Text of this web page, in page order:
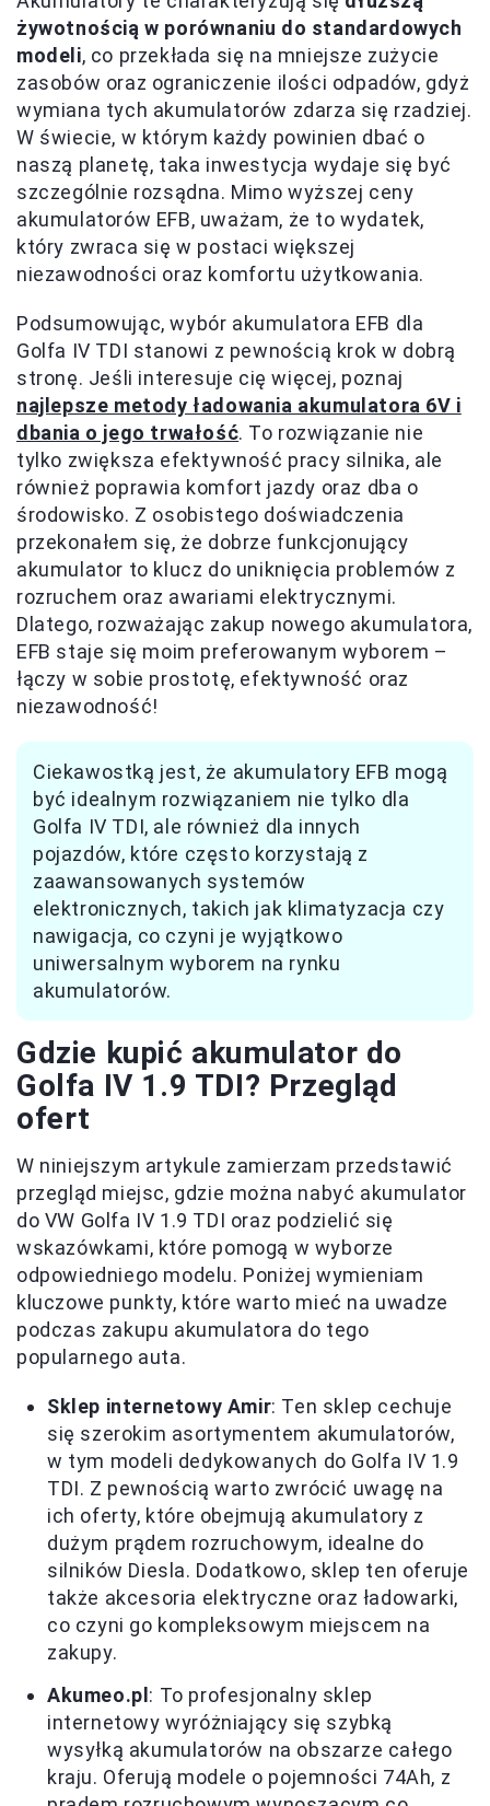
żywotnością w porównaniu do standardowych
modeli, co przekłada się na mniejsze zużycie
zasobów oraz ograniczenie ilości odpadów, gdyż
wymiana tych akumulatorów zdarza się rzadziej.
W świecie, w którym każdy powinien dbać o
naszą planetę, taka inwestycja wydaje się być
szczególnie rozsądna. Mimo wyższej ceny
akumulatorów EFB, uważam, że to wydatek,
który zwraca się w postaci większej
niezawodności oraz komfortu użytkowania.
Podsumowując, wybór akumulatora EFB dla
Golfa IV TDI stanowi z pewnością krok w dobrą
stronę. Jeśli interesuje cię więcej, poznaj
najlepsze metody ładowania akumulatora 6V i
dbania o jego trwałość. To rozwiązanie nie
tylko zwiększa efektywność pracy silnika, ale
również poprawia komfort jazdy oraz dba o
środowisko. Z osobistego doświadczenia
przekonałem się, że dobrze funkcjonujący
akumulator to klucz do uniknięcia problemów z
rozruchem oraz awariami elektrycznymi.
Dlatego, rozważając zakup nowego akumulatora,
EFB staje się moim preferowanym wyborem –
łączy w sobie prostotę, efektywność oraz
niezawodność!
Ciekawostką jest, że akumulatory EFB mogą
być idealnym rozwiązaniem nie tylko dla
Golfa IV TDI, ale również dla innych
pojazdów, które często korzystają z
zaawansowanych systemów
elektronicznych, takich jak klimatyzacja czy
nawigacja, co czyni je wyjątkowo
uniwersalnym wyborem na rynku
akumulatorów.
Gdzie kupić akumulator do
Golfa IV 1.9 TDI? Przegląd
ofert
W niniejszym artykule zamierzam przedstawić
przegląd miejsc, gdzie można nabyć akumulator
do VW Golfa IV 1.9 TDI oraz podzielić się
wskazówkami, które pomogą w wyborze
odpowiedniego modelu. Poniżej wymieniam
kluczowe punkty, które warto mieć na uwadze
podczas zakupu akumulatora do tego
popularnego auta.
Sklep internetowy Amir: Ten sklep cechuje
się szerokim asortymentem akumulatorów,
w tym modeli dedykowanych do Golfa IV 1.9
TDI. Z pewnością warto zwrócić uwagę na
ich oferty, które obejmują akumulatory z
dużym prądem rozruchowym, idealne do
silników Diesla. Dodatkowo, sklep ten oferuje
także akcesoria elektryczne oraz ładowarki,
co czyni go kompleksowym miejscem na
zakupy.
Akumeo.pl: To profesjonalny sklep
internetowy wyróżniający się szybką
wysyłką akumulatorów na obszarze całego
kraju. Oferują modele o pojemności 74Ah, z